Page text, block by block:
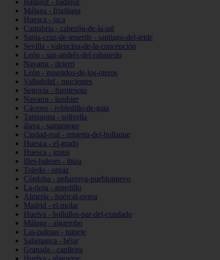
Badajoz - badajoz
Málaga - frigiliana
Huesca - jaca
Cantabria - cabezón-de-la-sal
Santa-cruz-de-tenerife - santiago-del-teide
Sevilla - valencina-de-la-concepción
León - san-andrés-del-rabanedo
Navarra - deierri
León - gusendos-de-los-oteros
Valladolid - mucientes
Segovia - fuentesoto
Navarra - lumbier
Cáceres - robledillo-de-gata
Tarragona - solivella
álava - samaniego
Ciudad-real - retuerta-del-bullaque
Huesca - el-grado
Huesca - graus
Illes-balears - ibiza
Toledo - orgaz
Córdoba - peñarroya-pueblonuevo
La-rioja - arnedillo
Almería - huércal-overa
Madrid - el-molar
Huelva - bollullos-par-del-condado
Málaga - algarrobo
Las-palmas - tuineje
Salamanca - béjar
Granada - capileira
Huelva - aljaraque